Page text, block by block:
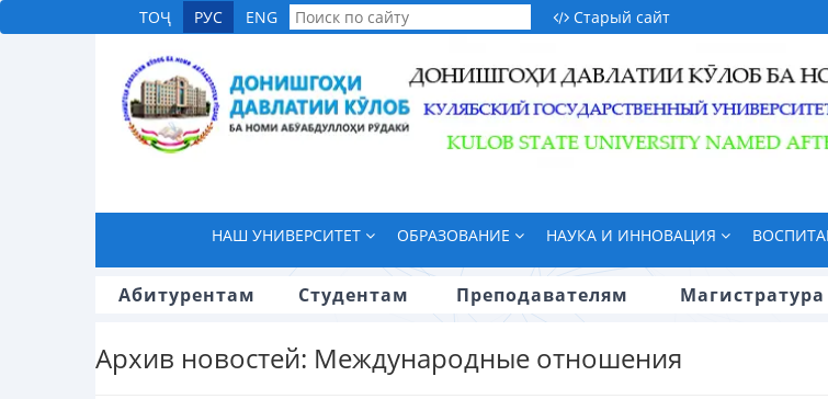
ТОҶ РУС ENG Старый сайт
НАШ УНИВЕРСИТЕТ ОБРАЗОВАНИЕ НАУКА И ИННОВАЦИЯ
Абитурентам Студентам Преподавателям Магистратура
Архив новостей: Международные отношения